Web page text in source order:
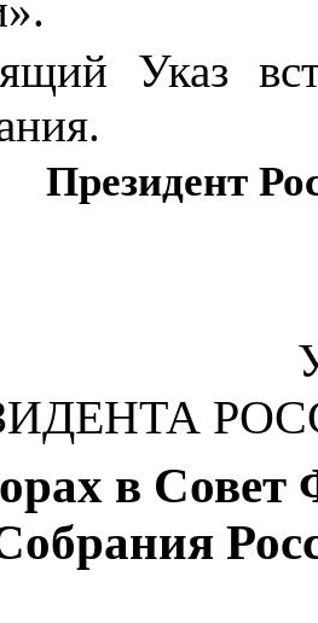
Указ
Президент
в Совет